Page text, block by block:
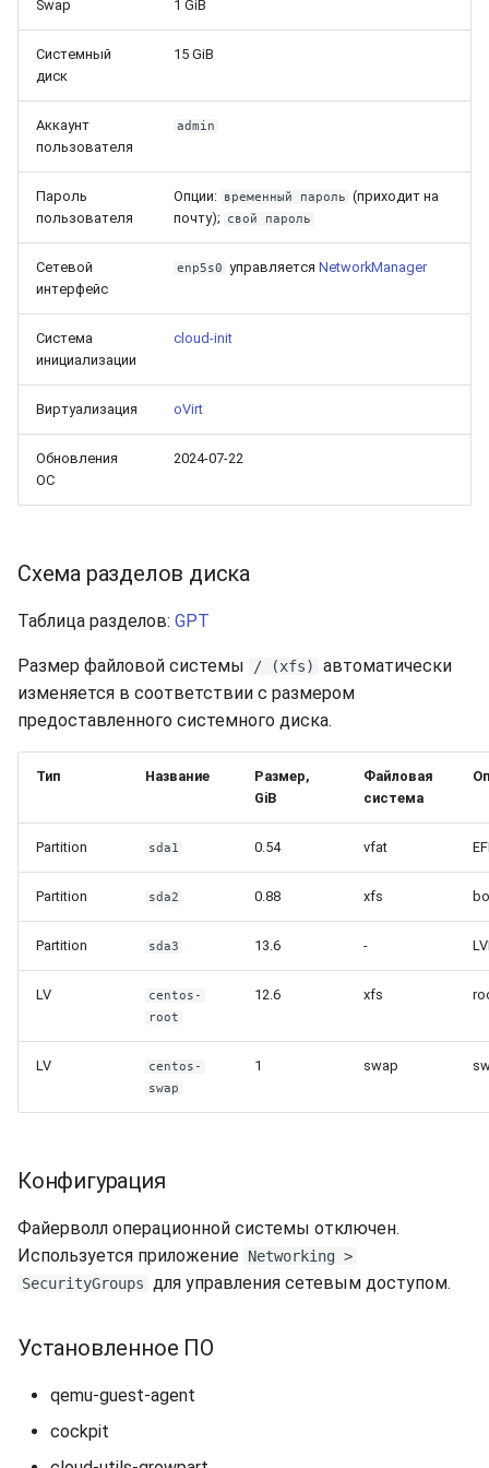
Swap 1 GiB
Системный
диск
15 GiB
Аккаунт
пользователя
admin
Пароль
пользователя
Опции: временный пароль (приходит на
почту);
свой пароль
Сетевой
интерфейс
enp5s0 управляетсяNetworkManager
Система
инициализации
cloud-init
Виртуализация oVirt
Обновления
ОС
2024-07-22
Схема разделов диска
Таблица разделов: GPT
Размер файловой системы / (xfs)
автоматически
изменяется в соответствии с размером
предоставленного системного диска.
Тип Название
Размер,
GiB
Файловая
система
Partition sda1 0.54 vfat
Partition sda2 0.88 xfs
Partition sda3 13.6 -
LV
centos-
root
12.6 xfs
LV
centos-
swap
1 swap
Конфигурация
Файерволл операционной системы отключен.
Используется приложение Networking >
SecurityGroups для управления сетевым доступом.
Установленное ПО
qemu-guest-agent
cockpit